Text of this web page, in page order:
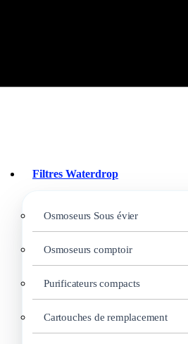
Filtres Waterdrop
Osmoseurs Sous évier
Osmoseurs comptoir
Purificateurs compacts
Cartouches de remplacement